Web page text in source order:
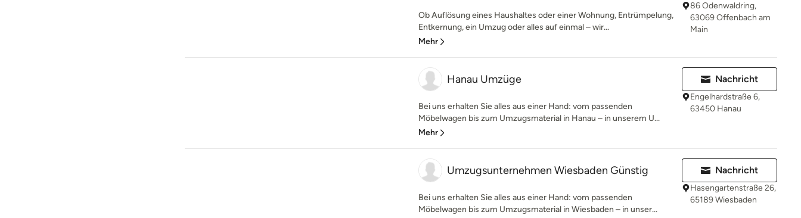
Ob Auflösung eines Haushaltes oder einer Wohnung, Entrümpelung,
Entkernung, ein Umzug oder alles auf einmal – wir...
Mehr
86 Odenwaldring,
63069 Offenbach am
Main
Hanau Umzüge
Bei uns erhalten Sie alles aus einer Hand: vom passenden
Möbelwagen bis zum Umzugsmaterial in Hanau – in unserem U...
Mehr
Nachricht
Engelhardstraße 6,
63450 Hanau
Umzugsunternehmen Wiesbaden Günstig
Bei uns erhalten Sie alles aus einer Hand: vom passenden
Möbelwagen bis zum Umzugsmaterial in Wiesbaden – in unser...
Nachricht
Hasengartenstraße 26,
65189 Wiesbaden